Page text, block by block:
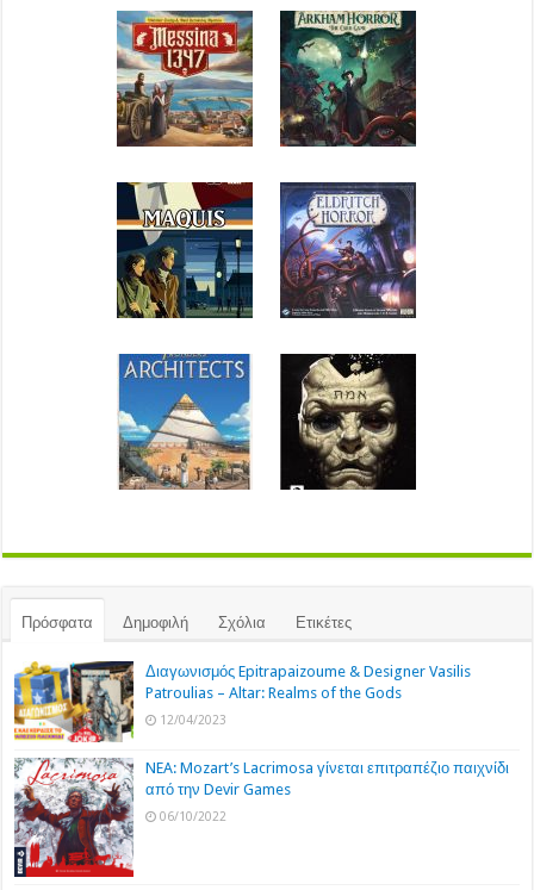
Πρόσφατα Δημοφιλή Σχόλια Ετικέτες
Διαγωνισμός Epitrapaizoume & Designer Vasilis
Patroulias – Altar: Realms of the Gods
12/04/2023
NEA: Mozart’s Lacrimosa γίνεται επιτραπέζιο παιχνίδι
από την Devir Games
06/10/2022